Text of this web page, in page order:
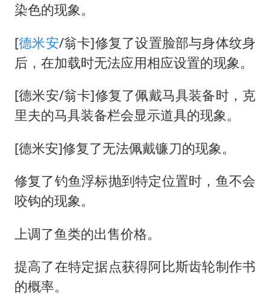
染色的现象。
[德米安/翁卡]修复了设置脸部与身体纹身
后，在加载时无法应用相应设置的现象。
[德米安/翁卡]修复了佩戴马具装备时，克
里夫的马具装备栏会显示道具的现象。
[德米安]修复了无法佩戴镰刀的现象。
修复了钓鱼浮标抛到特定位置时，鱼不会
咬钩的现象。
上调了鱼类的出售价格。
提高了在特定据点获得阿比斯齿轮制作书
的概率。